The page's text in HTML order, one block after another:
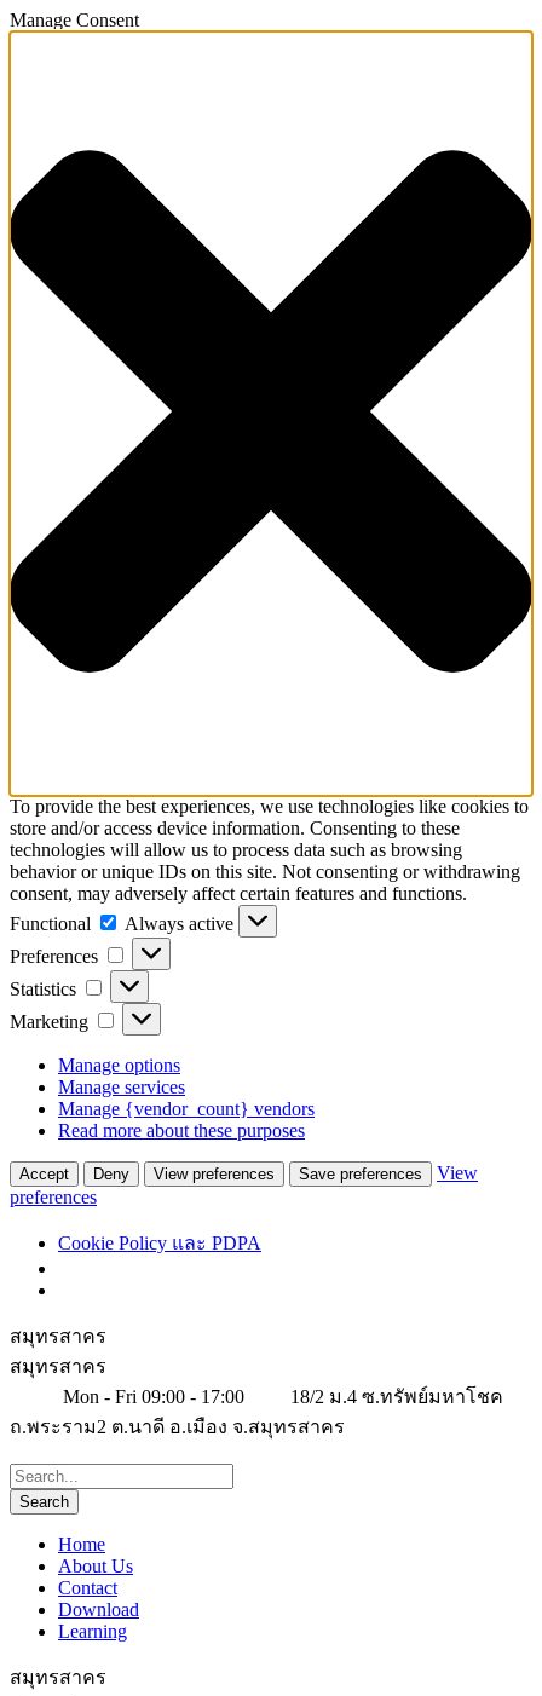
Manage Consent
To provide the best experiences, we use technologies like cookies to
store and/or access device information. Consenting to these
technologies will allow us to process data such as browsing
behavior or unique IDs on this site. Not consenting or withdrawing
consent, may adversely affect certain features and functions.
Functional
Functional
Always active
Preferences
Preferences
Statistics Statistics
Marketing Marketing
Manage options
Manage services
Manage {vendor_count} vendors
Read more about these purposes
Accept Deny View preferences Save preferences
View
preferences
Cookie Policy และ PDPA
สมุทรสาคร
สมุทรสาคร
Mon - Fri 09:00 - 17:00
18/2 ม.4 ซ.ทรัพย์มหาโชค
ถ.พระราม2 ต.นาดี อ.เมือง จ.สมุทรสาคร
Home
About Us
Contact
Download
Learning
สมุทรสาคร